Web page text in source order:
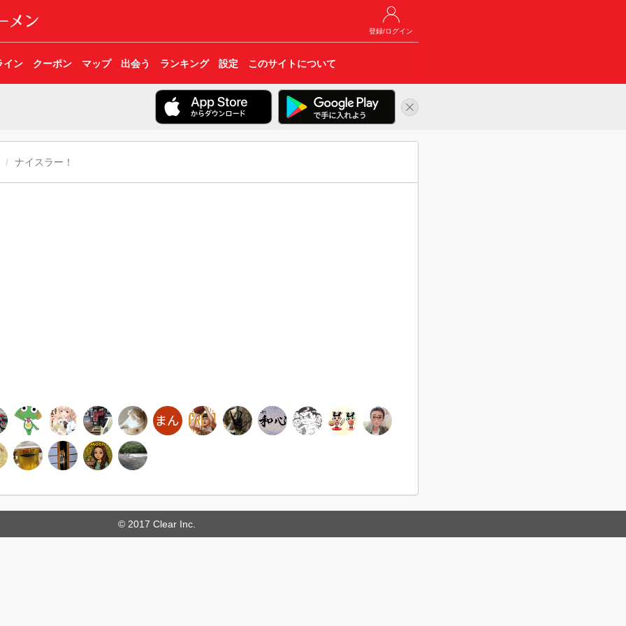
登録/ログイン
イン クーポン マップ 出会う ランキング 設定 このサイトについて
ナイスラー！
© 2017 Clear Inc.